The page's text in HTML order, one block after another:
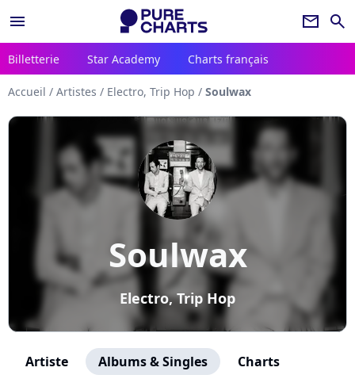
menu newsletter search
Billetterie Star Academy Charts français
Accueil / Artistes / Electro, Trip Hop / Soulwax
Soulwax
Electro, Trip Hop
Artiste Albums & Singles Charts